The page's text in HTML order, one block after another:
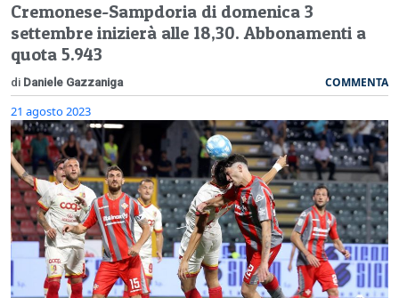
Cremonese-Sampdoria di domenica 3
settembre inizierà alle 18,30. Abbonamenti a
quota 5.943
di Daniele Gazzaniga COMMENTA
21 agosto 2023